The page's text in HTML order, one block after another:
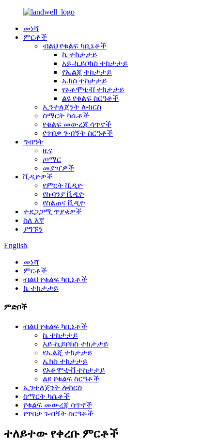
መነሻ
ምርቶች
ብልህ የቁልፍ ካቢኔቶች
ኬ ተከታታይ
አይ-ኪይቦክስ ተከታታይ
የኤልጂ ተከታታይ
ኤክስ ተከታታይ
የኦቶሞቲቭ ተከታታይ
ልዩ የቁልፍ ስርዓቶች
ኢንተለጀንት ሎከርስ
ስማርት ካሴቶች
የቁልፍ መውረጃ ሳጥኖች
የጥበቃ ጉብኝት ስርዓቶች
ግብዓት
ዜና
ጦማር
መያዣዎች
ቪዲዮዎች
የምርት ቪዲዮ
የኩባንያ ቪዲዮ
የስልጠና ቪዲዮ
ተደጋጋሚ ጥያቄዎች
ስለ እኛ
ያግኙን
English
መነሻ
ምርቶች
ብልህ የቁልፍ ካቢኔቶች
ኬ ተከታታይ
ምድቦች
ብልህ የቁልፍ ካቢኔቶች
ኬ ተከታታይ
አይ-ኪይቦክስ ተከታታይ
የኤልጂ ተከታታይ
ኤክስ ተከታታይ
የኦቶሞቲቭ ተከታታይ
ልዩ የቁልፍ ስርዓቶች
ኢንተለጀንት ሎከርስ
ስማርት ካሴቶች
የቁልፍ መውረጃ ሳጥኖች
የጥበቃ ጉብኝት ስርዓቶች
ተለይተው የቀረቡ ምርቶች